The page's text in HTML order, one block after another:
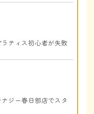
ティス初心者が失敗
ジー春日部店でスタ